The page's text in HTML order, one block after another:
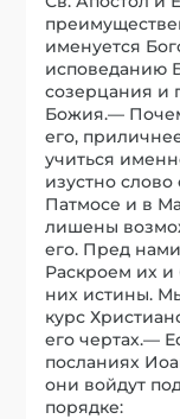
именуется
исповеданию
созерцания и
Божия.—
его,
учиться
изустно
Патмосе и в
лишены
его. Пред
Раскроем их и
них истины.
курс
его чертах.—
посланиях
они войдут
порядке: